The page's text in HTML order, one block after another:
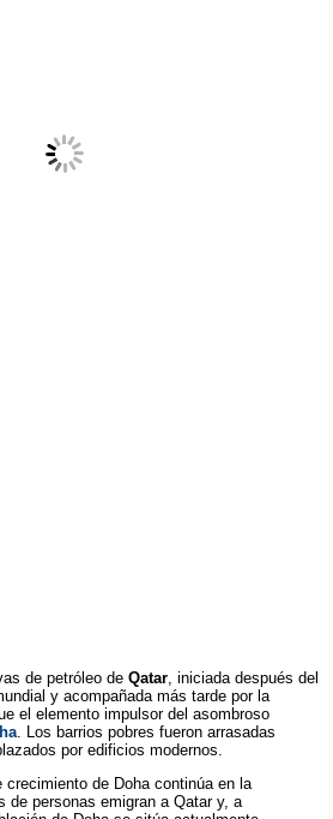
de petróleo de Qatar , iniciada después del
y acompañada más tarde por la
el elemento impulsor del asombroso
. Los barrios pobres fueron arrasadas
por edificios modernos.
crecimiento de Doha continúa en la
de personas emigran a Qatar y, a